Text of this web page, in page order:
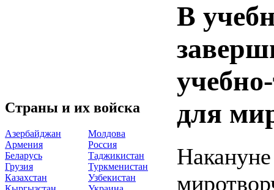
Страны и их войска
Азербайджан
Армения
Беларусь
Грузия
Казахстан
Молдова
Россия
Таджикистан
Туркменистан
Узбекистан
В
для